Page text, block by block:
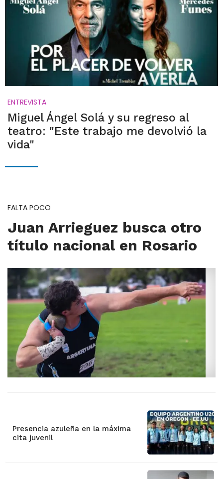
ENTREVISTA
Miguel Ángel Solá y su regreso al
teatro: "Este trabajo me devolvió la
vida"
FALTA POCO
Juan Arrieguez busca otro
título nacional en Rosario
Presencia azuleña en la máxima
cita juvenil